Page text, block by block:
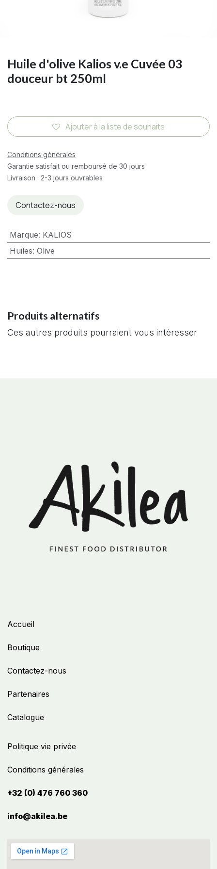
Huile d'olive Kalios v.e Cuvée 03
douceur bt 250ml
Ajouter à la liste de souhaits
Conditions générales
Garantie satisfait ou remboursé de 30 jours
Livraison : 2-3 jours ouvrables
Contactez-nous
Marque: KALIOS
Huiles: Olive
Produits alternatifs
Ces autres produits pourraient vous intéresser
Politique vie privée
Conditions générales
+32 (0) 476 760 360
info@akilea.be​
Accueil
Boutique
Contactez-nous
Partenaires
Catalogue